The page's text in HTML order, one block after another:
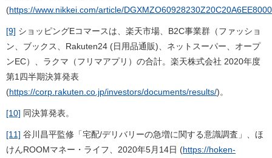
(https://www.nikkei.com/article/
[9] ショッピングEコマースは、楽天市場、B2C事業群（ファッショ
ン、ブックス、Rakuten24 (日用品通販)、ネットスーパー、オープ
ンEC）、ラクマ（フリマアプリ）の合計。楽天株式会社 2020年度
第1四半期決算発表
(https://corp.rakuten.co.jp/investors/documents/results/)。
[10] 同決算発表。
[11] 谷川昌平監修「宅配/デリバリーの急増に関する意識調査」、ほ
けんROOMマネー・ライフ、2020年5月14日 (https://hoken-